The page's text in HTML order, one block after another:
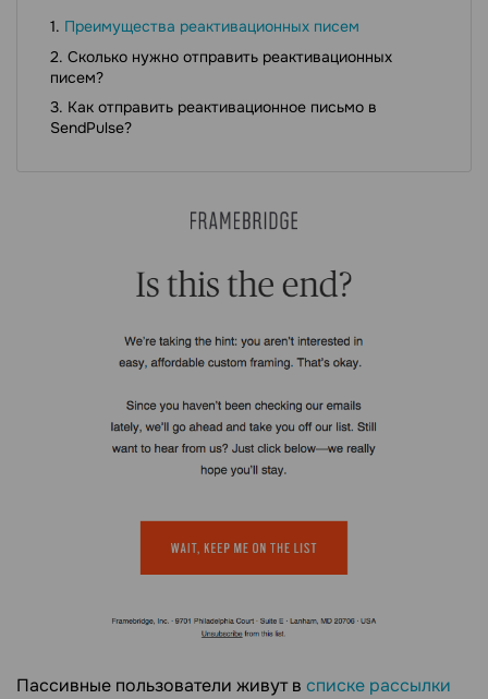
Преимущества реактивационных писем
Сколько нужно отправить реактивационных
писем?
Как отправить реактивационное письмо в
SendPulse?
Пассивные пользователи живут в списке рассылки